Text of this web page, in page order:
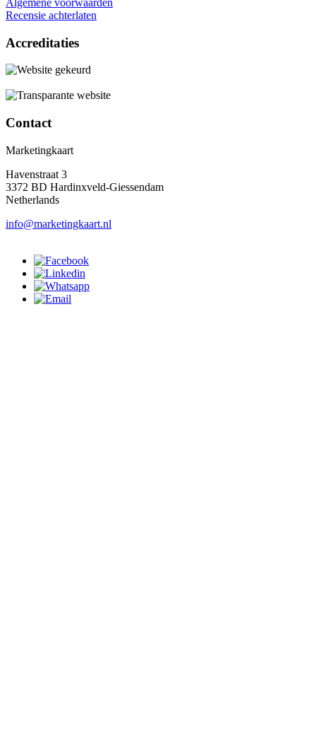
Algemene voorwaarden
Recensie achterlaten
Accreditaties
Contact
Marketingkaart
Havenstraat 3
3372 BD Hardinxveld-Giessendam
Netherlands
info@marketingkaart.nl